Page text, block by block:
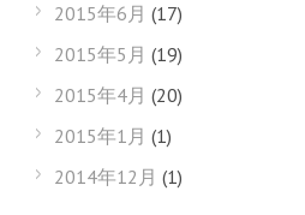
2015年6月 (17)
2015年5月 (19)
2015年4月 (20)
2015年1月 (1)
2014年12月 (1)